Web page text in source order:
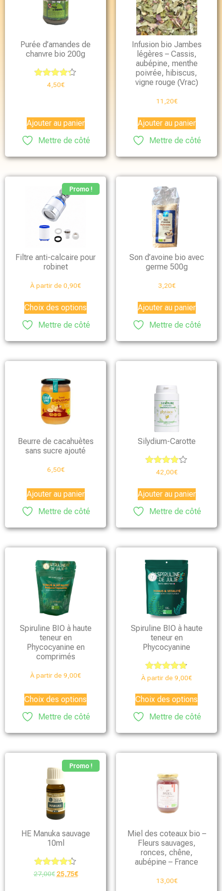
Purée d’amandes de
chanvre bio 200g
Note
4,50€
Ajouter au panier
Mettre de côté
Infusion bio Jambes
légères – Cassis,
aubépine, menthe
poivrée, hibiscus,
vigne rouge (Vrac)
11,20€
Ajouter au panier
Mettre de côté
Promo !
Filtre anti-calcaire pour
robinet
À partir de 0,90€
Choix des options
Mettre de côté
Son d’avoine bio avec
germe 500g
3,20€
Ajouter au panier
Mettre de côté
Beurre de cacahuètes
sans sucre ajouté
6,50€
Ajouter au panier
Mettre de côté
Silydium-Carotte
Note
sur 5
42,00€
Ajouter au panier
Mettre de côté
Spiruline BIO à haute
teneur en
Phycocyanine en
comprimés
À partir de 9,00€
Choix des options
Mettre de côté
Spiruline BIO à haute
teneur en
Phycocyanine
Note
sur 5
À partir de 9,00€
Choix des options
Mettre de côté
Promo !
HE Manuka sauvage
10ml
Note
27,00€ 25,75€
Miel des coteaux bio –
Fleurs sauvages,
ronces, chêne,
aubépine – France
13,00€